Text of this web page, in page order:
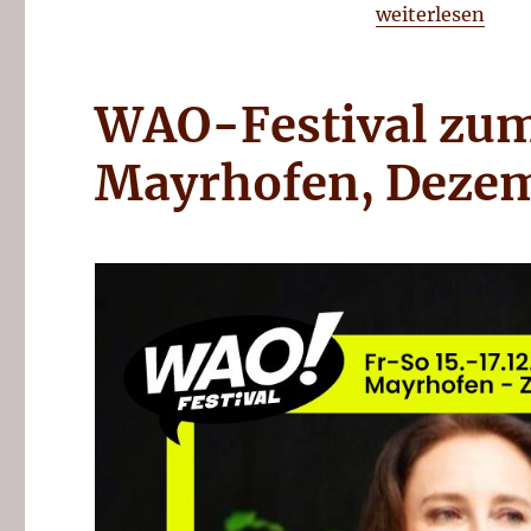
„Woman Power
weiterlesen
WAO-Festival
Mayrhofen,